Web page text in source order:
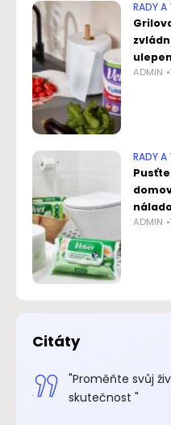
RADY A
ADMIN
RADY A
ADMIN
Citáty
"Proměňte svůj
skutečnost "